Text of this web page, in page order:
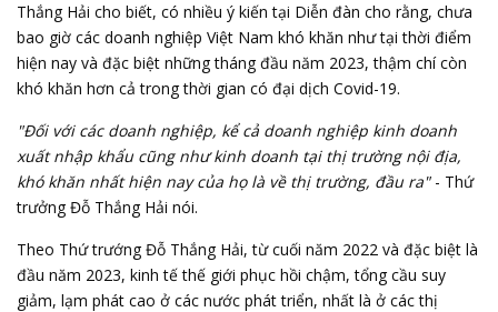
Thắng Hải cho biết, có nhiều ý kiến tại Diễn đàn cho rằng, chưa
bao giờ các doanh nghiệp Việt Nam khó khăn như tại thời điểm
hiện nay và đặc biệt những tháng đầu năm 2023, thậm chí còn
khó khăn hơn cả trong thời gian có đại dịch Covid-19.
"Đối với các doanh nghiệp, kể cả doanh nghiệp kinh doanh
xuất nhập khẩu cũng như kinh doanh tại thị trường nội địa,
khó khăn nhất hiện nay của họ là về thị trường, đầu ra"- Thứ
trưởng Đỗ Thắng Hải nói.
Theo Thứ trướng Đỗ Thắng Hải, từ cuối năm 2022 và đặc biệt là
đầu năm 2023, kinh tế thế giới phục hồi chậm, tổng cầu suy
giảm, lạm phát cao ở các nước phát triển, nhất là ở các thị